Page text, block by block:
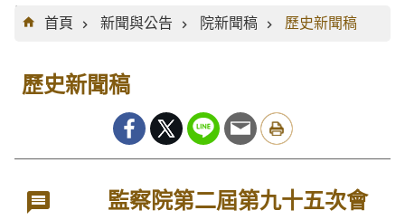
:::
首頁
新聞與公告 院新聞稿 歷史新聞稿
歷史新聞稿
監察院第二屆第九十五次會